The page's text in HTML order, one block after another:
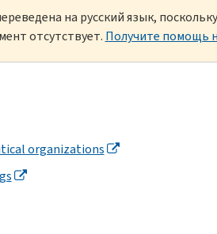
на русский язык,
отсутствует. Получите помощь
organizations